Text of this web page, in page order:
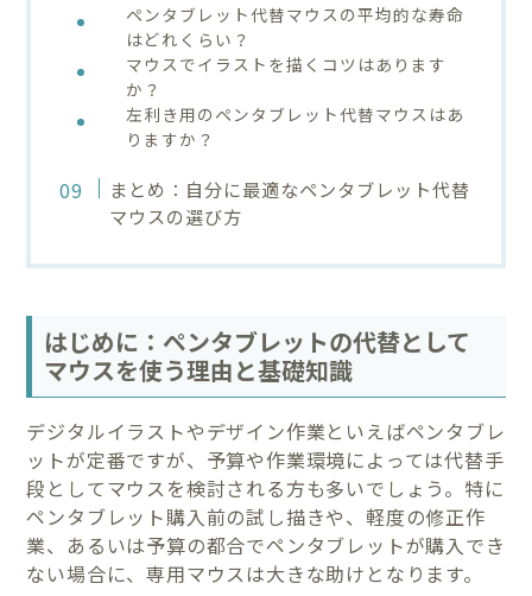
ペンタブレット代替マウスの平均的な寿命
はどれくらい？
マウスでイラストを描くコツはあります
か？
左利き用のペンタブレット代替マウスはあ
りますか？
まとめ：自分に最適なペンタブレット代替
マウスの選び方
はじめに：ペンタブレットの代替として
マウスを使う理由と基礎知識
デジタルイラストやデザイン作業といえばペンタブレ
ットが定番ですが、予算や作業環境によっては代替手
段としてマウスを検討される方も多いでしょう。特に
ペンタブレット購入前の試し描きや、軽度の修正作
業、あるいは予算の都合でペンタブレットが購入でき
ない場合に、専用マウスは大きな助けとなります。